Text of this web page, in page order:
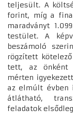
teljesült. A
forint, míg a
maradványt
testület. A
beszámoló
rögzített
tett, az önként
mérten
az elmúlt évben
átlátható,
feladatok